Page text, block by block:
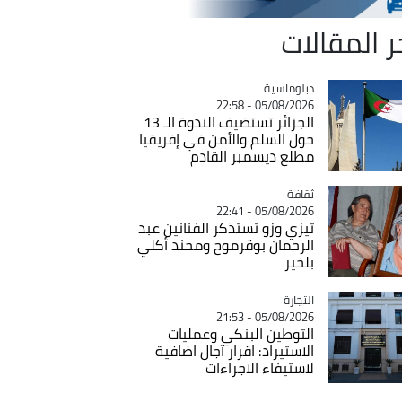
المقالات
Catégorie
دبلوماسية
05/08/2026 - 22:58
الجزائر تستضيف الندوة الـ 13
حول السلم والأمن في إفريقيا
مطلع ديسمبر القادم
Catégorie
ثقافة
05/08/2026 - 22:41
تيزي وزو تستذكر الفنانين عبد
الرحمان بوقرموح ومحند أكلي
بلخير
Catégorie
التجارة
05/08/2026 - 21:53
التوطين البنكي وعمليات
الاستيراد: اقرار آجال اضافية
لاستيفاء الاجراءات